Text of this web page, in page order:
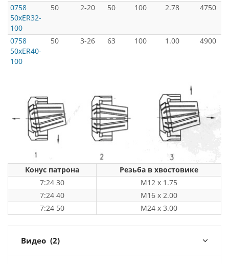
0758
50xER32-
100
50 2-20 50 100 2.78 4750
0758
50xER40-
100
50 3-26 63 100 1.00 4900
Конус патрона
Резьба в хвостовике
7:24 30
M12 x 1.75
7:24 40
M16 x 2.00
7:24 50
M24 x 3.00
Видео (2)